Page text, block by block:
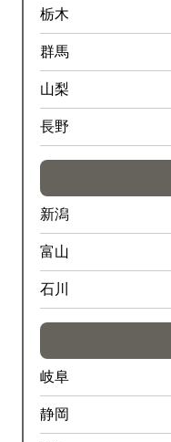
栃木
群馬
山梨
長野
新潟
富山
石川
岐阜
静岡